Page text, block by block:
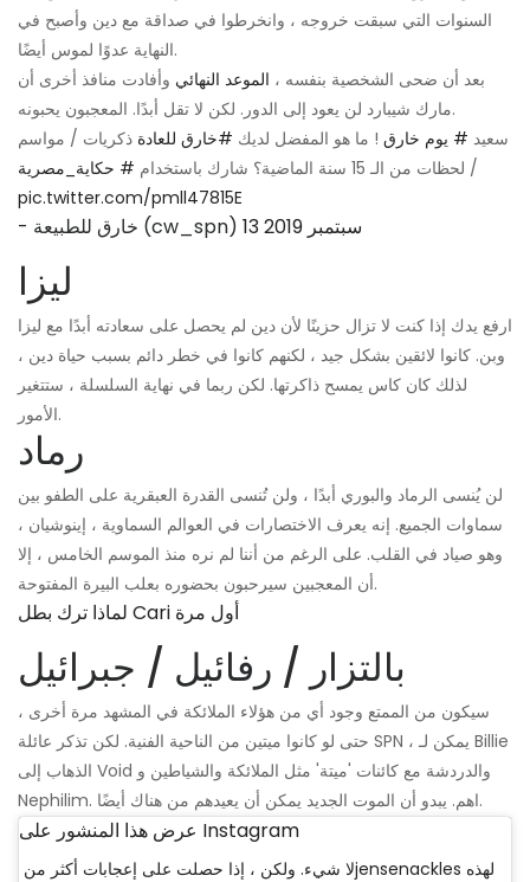
السنوات التي سبقت خروجه ، وانخرطوا في صداقة مع دين وأصبح في
النهاية عدوًا لموس أيضًا.
بعد أن ضحى الشخصية بنفسه ، الموعد النهائي وأفادت منافذ أخرى أن
مارك شيبارد لن يعود إلى الدور. لكن لا تقل أبدًا. المعجبون يحبونه.
سعيد # يوم خارق ! ما هو المفضل لديك #خارق للعادة ذكريات / مواسم
/ لحظات من الـ 15 سنة الماضية؟ شارك باستخدام
# حكاية_مصرية
pic.twitter.com/pmll47815E
- خارق للطبيعة (cw_spn) 13 سبتمبر 2019
ليزا
ارفع يدك إذا كنت لا تزال حزينًا لأن دين لم يحصل على سعادته أبدًا مع ليزا
وبن. كانوا لائقين بشكل جيد ، لكنهم كانوا في خطر دائم بسبب حياة دين ،
لذلك كان كاس يمسح ذاكرتها. لكن ربما في نهاية السلسلة ، ستتغير
الأمور.
رماد
لن يُنسى الرماد والبوري أبدًا ، ولن تُنسى القدرة العبقرية على الطفو بين
سماوات الجميع. إنه يعرف الاختصارات في العوالم السماوية ، إينوشيان ،
وهو صياد في القلب. على الرغم من أننا لم نره منذ الموسم الخامس ، إلا
أن المعجبين سيرحبون بحضوره بعلب البيرة المفتوحة.
لماذا ترك بطل Cari أول مرة
بالتزار / رفائيل / جبرائيل
سيكون من الممتع وجود أي من هؤلاء الملائكة في المشهد مرة أخرى ،
حتى لو كانوا ميتين من الناحية الفنية. لكن تذكر عائلة SPN ، يمكن لـ Billie
الذهاب إلى Void والدردشة مع كائنات 'ميتة' مثل الملائكة والشياطين و
Nephilim. اهم. يبدو أن الموت الجديد يمكن أن يعيدهم من هناك أيضًا.
عرض هذا المنشور على Instagram
لا شيء. ولكن ، إذا حصلت على إعجابات أكثر منjensenackles لهذه